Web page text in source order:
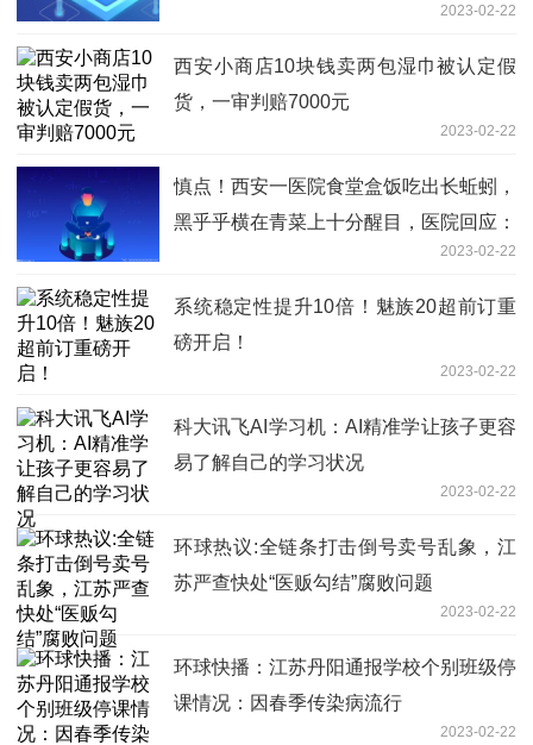
2023-02-22
西安小商店10块钱卖两包湿巾被认定假
货，一审判赔7000元
2023-02-22
慎点！西安一医院食堂盒饭吃出长蚯蚓，
黑乎乎横在青菜上十分醒目，医院回应：
2023-02-22
系统稳定性提升10倍！魅族20超前订重
磅开启！
2023-02-22
科大讯飞AI学习机：AI精准学让孩子更容
易了解自己的学习状况
2023-02-22
环球热议:全链条打击倒号卖号乱象，江
苏严查快处“医贩勾结”腐败问题
2023-02-22
环球快播：江苏丹阳通报学校个别班级停
课情况：因春季传染病流行
2023-02-22